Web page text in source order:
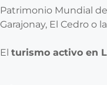
Patrimonio Mundial
Garajonay, El Cedro o
El turismo activo en